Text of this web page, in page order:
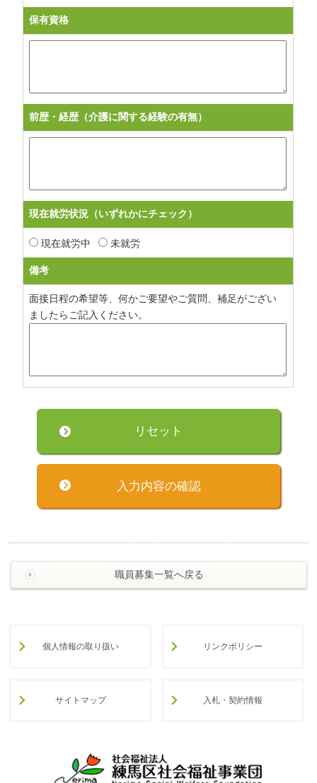
保有資格
前歴・経歴（介護に関する経験の有無）
現在就労状況（いずれかにチェック）
現在就労中 未就労
備考
面接日程の希望等、何かご要望やご質問、補足がござい
ましたらご記入ください。
職員募集一覧へ戻る
個人情報の取り扱い リンクポリシー
サイトマップ 入札・契約情報